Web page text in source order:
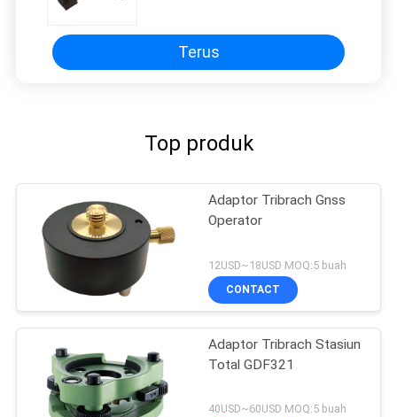
Terus
Top produk
Adaptor Tribrach Gnss
Operator
12USD~18USD MOQ:5 buah
CONTACT
Adaptor Tribrach Stasiun
Total GDF321
40USD~60USD MOQ:5 buah